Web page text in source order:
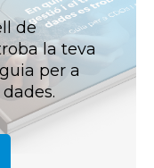
de
la teva
per a